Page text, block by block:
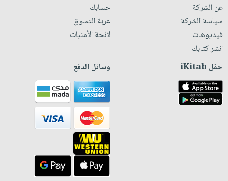
عن الشركة
سياسة الشركة
فيديوهات
انشر كتابك
حسابك
عربة التسوق
لائحة الأمنيات
حمّل iKitab وسائل الدفع